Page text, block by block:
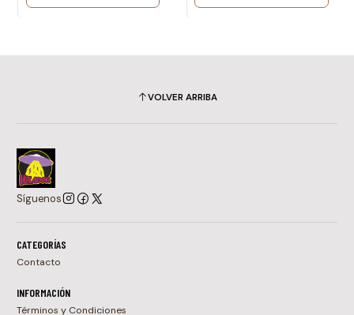
VOLVER ARRIBA
Síguenos
CATEGORÍAS
Contacto
INFORMACIÓN
Términos y Condiciones